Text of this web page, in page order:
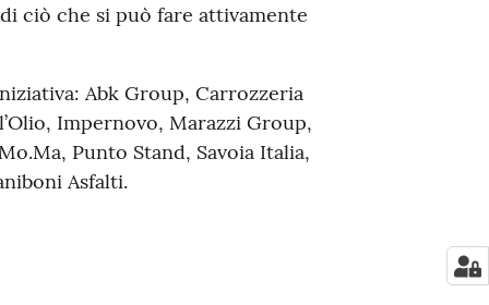
ciò che si può fare attivamente
Abk Group, Carrozzeria
Impernovo, Marazzi Group,
Punto Stand, Savoia Italia,
Asfalti.